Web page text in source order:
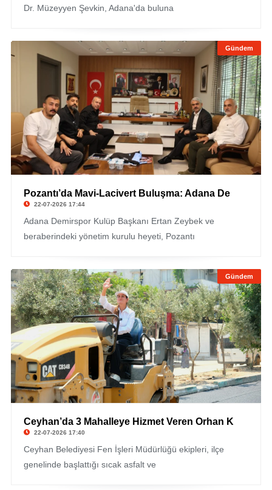
Dr. Müzeyyen Şevkin, Adana'da buluna
Gündem
Pozantı’da Mavi-Lacivert Buluşma: Adana De
22-07-2026 17:44
Adana Demirspor Kulüp Başkanı Ertan Zeybek ve
beraberindeki yönetim kurulu heyeti, Pozantı
Gündem
Ceyhan’da 3 Mahalleye Hizmet Veren Orhan K
22-07-2026 17:40
Ceyhan Belediyesi Fen İşleri Müdürlüğü ekipleri, ilçe
genelinde başlattığı sıcak asfalt ve